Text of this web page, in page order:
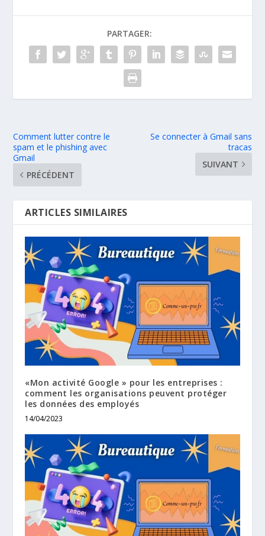
PARTAGER:
Comment lutter contre le
spam et le phishing avec
Gmail
PRÉCÉDENT
Se connecter à Gmail sans
tracas
SUIVANT
ARTICLES SIMILAIRES
«Mon activité Google » pour les entreprises :
comment les organisations peuvent protéger
les données des employés
14/04/2023